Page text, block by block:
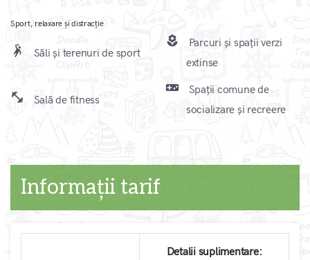
Sport, relaxare și distracție
sports_handball Săli și terenuri de sport
local_florist
Parcuri și spații verzi
extinse
fitness_center Sală de fitness
videogame_asset
Spații comune de
socializare și recreere
Informații tarif
Detalii suplimentare: